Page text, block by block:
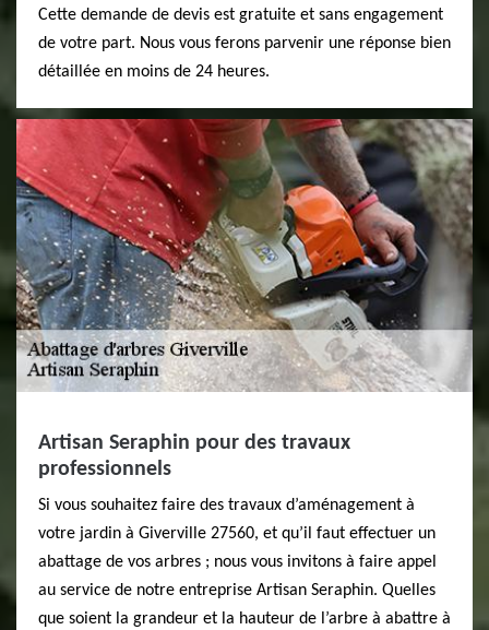
Cette demande de devis est gratuite et sans engagement
de votre part. Nous vous ferons parvenir une réponse bien
détaillée en moins de 24 heures.
Artisan Seraphin pour des travaux
professionnels
Si vous souhaitez faire des travaux d’aménagement à
votre jardin à Giverville 27560, et qu’il faut effectuer un
abattage de vos arbres ; nous vous invitons à faire appel
au service de notre entreprise Artisan Seraphin. Quelles
que soient la grandeur et la hauteur de l’arbre à abattre à